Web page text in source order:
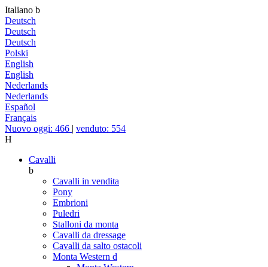
Italiano b
Deutsch
Deutsch
Deutsch
Polski
English
English
Nederlands
Nederlands
Español
Français
Nuovo oggi: 466 | venduto: 554
H
Cavalli
b
Cavalli in vendita
Pony
Embrioni
Puledri
Stalloni da monta
Cavalli da dressage
Cavalli da salto ostacoli
Monta Western d